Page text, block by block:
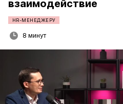
взаимодействие
HR-МЕНЕДЖЕРУ
8 минут